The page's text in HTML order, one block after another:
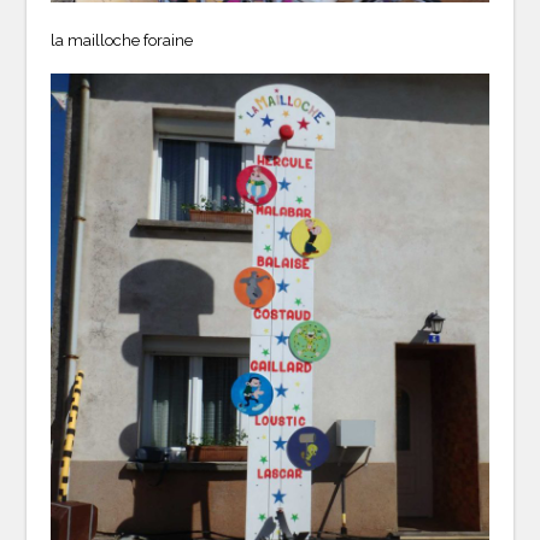
la mailloche foraine